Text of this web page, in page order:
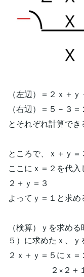
（左辺）＝２ｘ＋
（右辺）＝５－３＝
とそれぞれ計算でき
ところで、ｘ＋ｙ＝
ここにｘ＝２を代入
２＋ｙ＝３
よってｙ＝１と求め
（検算）ｙを求め
５）に求めたｘ、ｙ
２ｘ＋ｙ＝５にｘ
２×２＋